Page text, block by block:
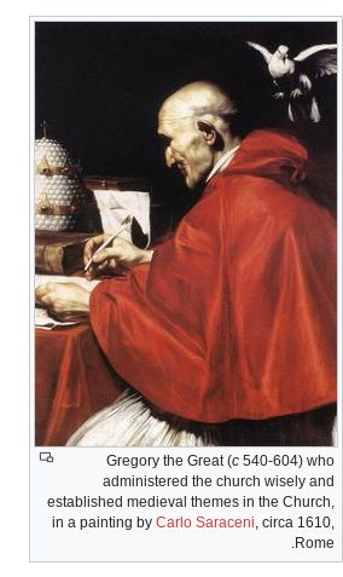
Gregory the Great (c 540-604) who
administered the church wisely and
established medieval themes in the Church,
in a painting by Carlo Saraceni , circa 1610,
Rome.